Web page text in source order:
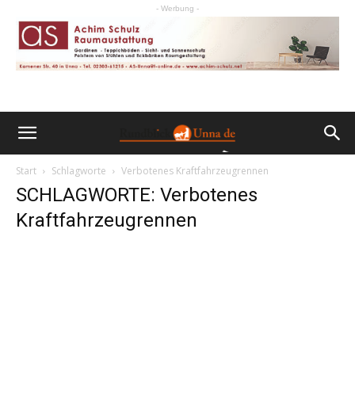
- Werbung -
Start Schlagworte Verbotenes Kraftfahrzeugrennen
SCHLAGWORTE: Verbotenes
Kraftfahrzeugrennen